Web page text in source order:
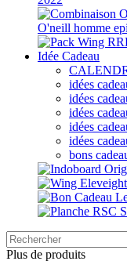
O'neill homme
Idée Cadeau
idées
idées
idées
idées
idées
bons
Plus de produits